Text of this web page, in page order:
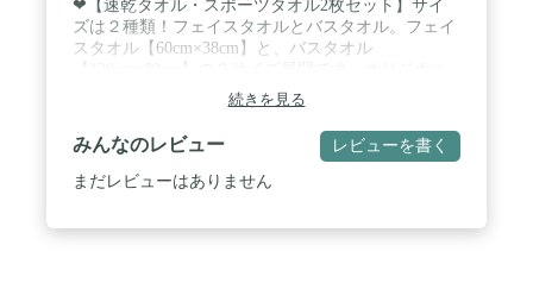
❤【速乾タオル・スポーツタオル2枚セット】サイ
ズは２種類！フェイスタオルとバスタオル。フェイ
スタオル【60cm×38cm】と、バスタオル
速乾タオル収納袋が付きます。 万全のため、ご購入
される前に、セットのタオル色と枚数をご確認くだ
さい。 / ❤【速乾性抜群・超吸水】高吸水、速乾タ
オルで有名なマイクロファイバータオルです。超吸
水力なのに、極細マイクロファイバー素材で速乾性
続きを見る
みんなのレビュー レビューを書く
まだレビューはありません